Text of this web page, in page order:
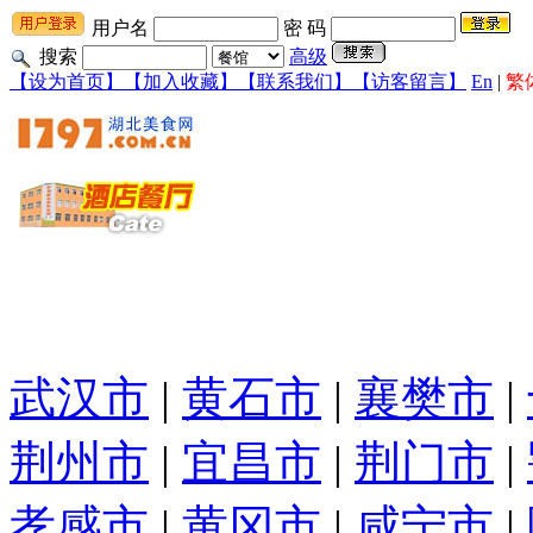
用户名
密 码
搜索
高级
【设为首页】
【加入收藏】 【联系我们】 【访客留言】 En | 繁
武汉市 | 黄石市 | 襄樊市 |
荆州市 | 宜昌市 | 荆门市 |